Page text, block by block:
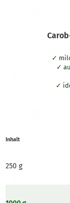
Inhalt
250 g